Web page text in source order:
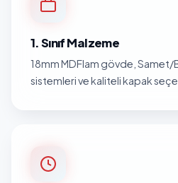
1. Sınıf Malzeme
18mm MDFlam gövde,
sistemleri ve kaliteli kapak